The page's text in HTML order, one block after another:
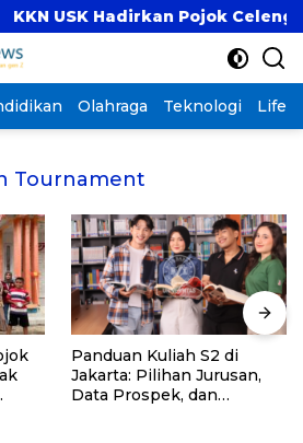
USK Hadirkan Pojok
Olahraga Teknologi
Tournament
Panduan Kuliah S2 di
Jakarta: Pilihan Jurusan,
Data Prospek, dan